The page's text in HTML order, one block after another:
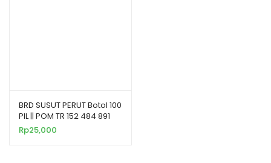
BRD SUSUT PERUT Botol 100
PIL || POM TR 152 484 891
Rp25,000